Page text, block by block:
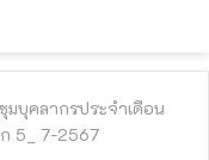
มบุคลากรประจำเดือน
5_ 7-2567